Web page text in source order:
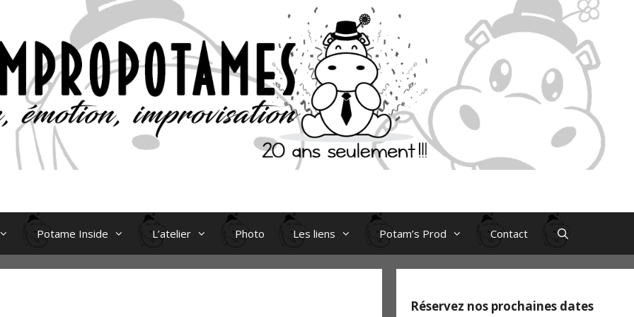
Potame Inside L’atelier Photo Les liens Potam’s Prod Contact
Réservez nos prochaines dates